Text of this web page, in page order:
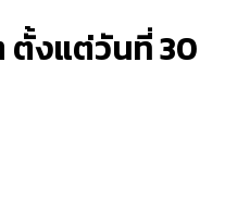
ตั้งแต่วันที่ 30